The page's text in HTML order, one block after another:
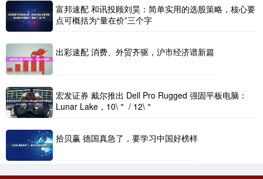
富邦速配 和讯投顾刘昊：简单实用的选股策略，核心要
点可概括为“量在价”三个字
出彩速配 消费、外贸齐驱，沪市经济谱新篇
宏发证券 戴尔推出 Dell Pro Rugged 强固平板电脑：
Lunar Lake，10\＂ / 12\＂
拾贝赢 德国真急了，要学习中国好榜样